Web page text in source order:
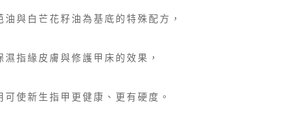
油與白芒花籽油為基底的特殊配方，
濕指緣皮膚與修護甲床的效果，
可使新生指甲更健康、更有硬度。